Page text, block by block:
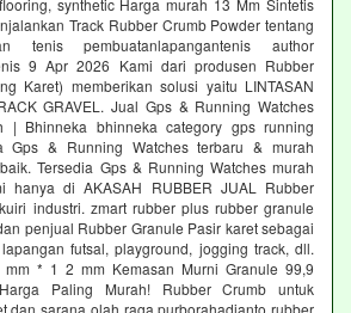
synthetic Harga murah 13 Mm Sintetis
Track Rubber Crumb Powder tentang
tenis pembuatanlapangantenis author
9 Apr 2026 Kami dari produsen Rubber
Karet) memberikan solusi yaitu LINTASAN
GRAVEL. Jual Gps & Running Watches
| Bhinneka bhinneka category gps running
Gps & Running Watches terbaru & murah
Tersedia Gps & Running Watches murah
hanya di AKASAH RUBBER JUAL Rubber
industri. zmart rubber plus rubber granule
penjual Rubber Granule Pasir karet sebagai
futsal, playground, jogging track, dll.
* 1 2 mm Kemasan Murni Granule 99,9
Paling Murah! Rubber Crumb untuk